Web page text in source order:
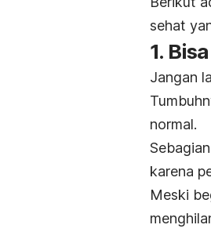
sehat
1.
Jangan
normal.
karena
Meski